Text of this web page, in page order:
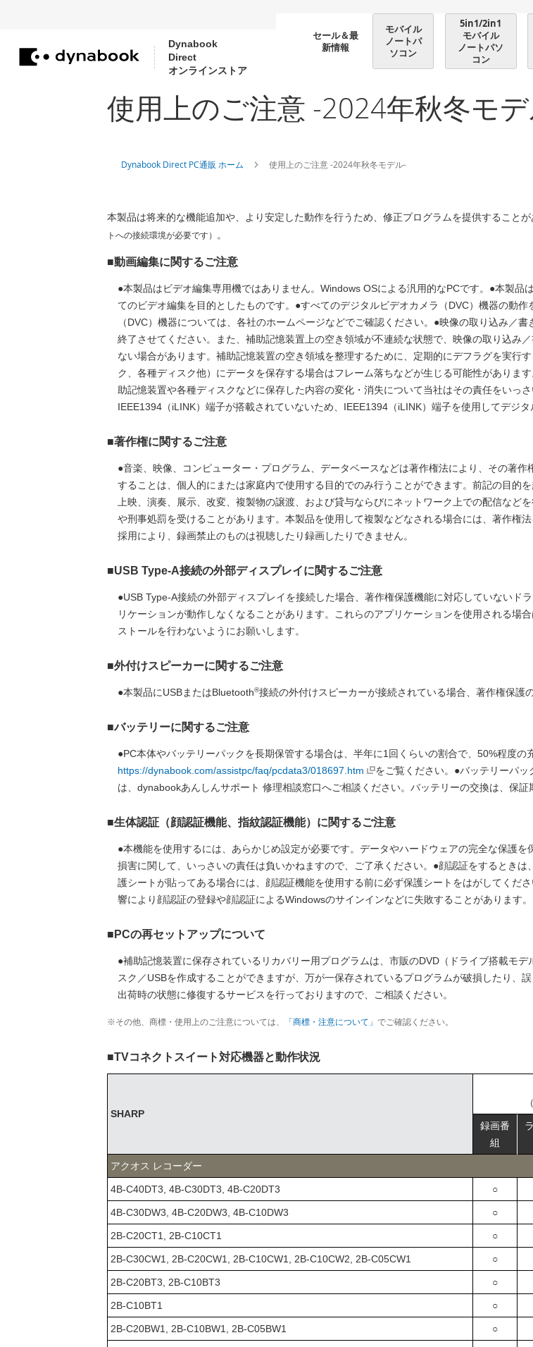
Dynabook
Direct
オンラインストア
コ
セール＆最
新情報
モバイル
ノートパ
ソコン
5in1/2in1
モバイル
ノートパソ
コン
使用上のご注意 -2024年秋冬モ
Dynabook Direct PC通販 ホーム 使用上のご注意 -2024年秋冬モデル-
本製品は将来的な機能追加や、より安定した動作を行うため、修正プログラムを提供すること
トへの接続環境が必要です）
。
■動画編集に関するご注意
●本製品はビデオ編集専用機ではありません。Windows OSによる汎用的なPCです。●本製
てのビデオ編集を目的としたものです。●すべてのデジタルビデオカメラ（DVC）機器の動
（DVC）機器については、各社のホームページなどでご確認ください。●映像の取り込み／
終了させてください。また、補助記憶装置上の空き領域が不連続な状態で、映像の取り込み
ない場合があります。補助記憶装置の空き領域を整理するために、定期的にデフラグを実行
ク、各種ディスク他）にデータを保存する場合はフレーム落ちなどが生じる可能性がありま
助記憶装置や各種ディスクなどに保存した内容の変化・消失について当社はその責任をいっ
IEEE1394（iLINK）端子が搭載されていないため、IEEE1394（iLINK）端子を使用してデジ
■著作権に関するご注意
●音楽、映像、コンピューター・プログラム、データベースなどは著作権法により、その著
することは、個人的にまたは家庭内で使用する目的でのみ行うことができます。前記の目的
上映、演奏、展示、改変、複製物の譲渡、および貸与ならびにネットワーク上での配信など
や刑事処罰を受けることがあります。本製品を使用して複製などなされる場合には、著作権
採用により、録画禁止のものは視聴したり録画したりできません。
■USB Type-A接続の外部ディスプレイに関するご注意
●USB Type-A接続の外部ディスプレイを接続した場合、著作権保護機能に対応していないド
リケーションが動作しなくなることがあります。これらのアプリケーションを使用される場
ストールを行わないようにお願いします。
■外付けスピーカーに関するご注意
●本製品にUSBまたはBluetooth®接続の外付けスピーカーが接続されている場合、著作権保護
■バッテリーに関するご注意
●PC本体やバッテリーパックを長期保管する場合は、半年に1回くらいの割合で、50%程度の
https://dynabook.com/assistpc/faq/pcdata3/018697.htm
をご覧ください。●バッテリーパ
は、dynabookあんしんサポート 修理相談窓口へご相談ください。バッテリーの交換は、保証
■生体認証（顔認証機能、指紋認証機能）に関するご注意
●本機能を使用するには、あらかじめ設定が必要です。データやハードウェアの完全な保護
損害に関して、いっさいの責任は負いかねますので、ご了承ください。●顔認証をするとき
護シートが貼ってある場合には、顔認証機能を使用する前に必ず保護シートをはがしてくだ
響により顔認証の登録や顔認証によるWindowsのサインインなどに失敗することがあります。
■PCの再セットアップについて
●補助記憶装置に保存されているリカバリー用プログラムは、市販のDVD（ドライブ搭載モ
スク／USBを作成することができますが、万が一保存されているプログラムが破損したり、
出荷時の状態に修復するサービスを行っておりますので、ご相談ください。
※その他、商標・使用上のご注意については、 「商標・注意について」 でご確認ください。
■TVコネクトスイート対応機器と動作状況
SHARP
録画番
組
アクオス レコーダー
4B-C40DT3, 4B-C30DT3, 4B-C20DT3 ○
4B-C30DW3, 4B-C20DW3, 4B-C10DW3 ○
2B-C20CT1, 2B-C10CT1 ○
2B-C30CW1, 2B-C20CW1, 2B-C10CW1, 2B-C10CW2, 2B-C05CW1 ○
2B-C20BT3, 2B-C10BT3 ○
2B-C10BT1 ○
2B-C20BW1, 2B-C10BW1, 2B-C05BW1 ○